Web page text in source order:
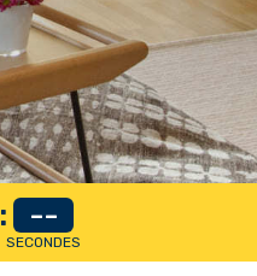
: --
SECONDES